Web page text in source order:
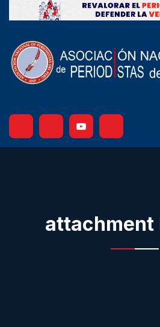
attachment